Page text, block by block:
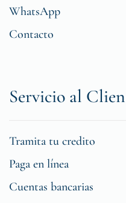
WhatsApp
Contacto
Servicio al
Tramita tu credito
Paga en línea
Cuentas bancarias